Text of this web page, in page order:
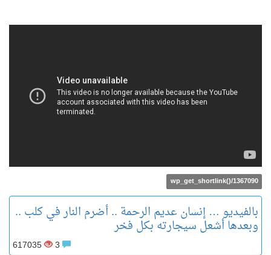
wp_get_shortlink()/1367090
بالفيديو … إنسان عديم الرحمة .. أضرم النار في كلب ..
وبعدها أشعل سيجارته بكل فخر
617035